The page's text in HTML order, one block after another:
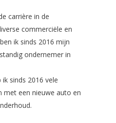
carrière in de
commerciële en
ik sinds 2016 mijn
ondernemer in
sinds 2016 vele
met een nieuwe auto en